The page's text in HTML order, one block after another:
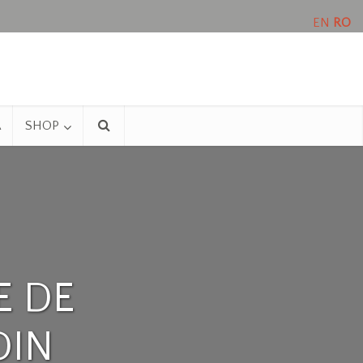
SHOP
DE
EN RO